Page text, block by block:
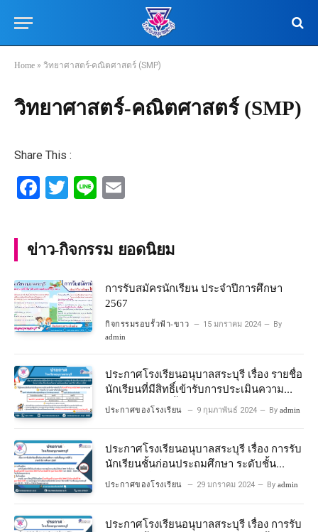
Home » วิทยาศาสตร์-คณิตศาสตร์ (SMP)
วิทยาศาสตร์-คณิตศาสตร์ (SMP)
Share This :
Facebook
Twitter
Line
ข่าว-กิจกรรม ยอดนิยม
การรับสมัครนักเรียน ประจำปีการศึกษา
2567
กิจกรรมรอบรั้วฟ้า-ขาว 15 มกราคม 2024 By
admin
ประกาศโรงเรียนอนุบาลสระบุรี เรื่อง รายชื่อ
นักเรียนที่มีสิทธิ์เข้ารับการประเมินความ
พร้อมเข้าเรียนชั้นประถมศึกษาปีที่ 1
ประกาศของโรงเรียน 9 กุมภาพันธ์ 2024 By admin
ประกาศโรงเรียนอนุบาลสระบุรี เรื่อง การรับ
นักเรียนชั้นก่อนประถมศึกษา ระดับชั้น
อนุบาลปีที่ 2 ประจําปีการศึกษา 2567
ประกาศของโรงเรียน 29 มกราคม 2024 By admin
ประกาศโรงเรียนอนุบาลสระบุรี เรื่อง การรับ